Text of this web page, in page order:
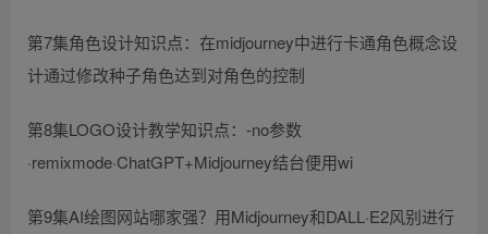
第7集角色设计知识点：在midjourney中进行卡通角色概念设
计通过修改种子角色达到对角色的控制
第8集LOGO设计教学知识点：-no参数
·remixmode·ChatGPT+Midjourney结台便用wi
第9集AI绘图网站哪家强？用Midjourney和DALL·E2风别进行